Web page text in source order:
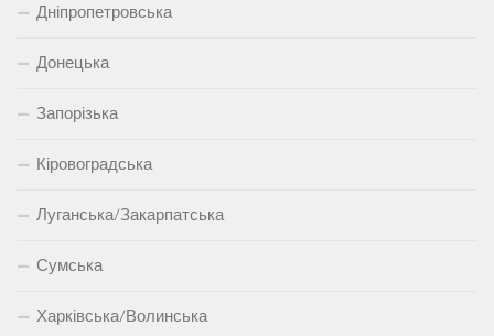
Дніпропетровська
Донецька
Запорізька
Кіровоградська
Луганська/Закарпатська
Сумська
Харківська/Волинська